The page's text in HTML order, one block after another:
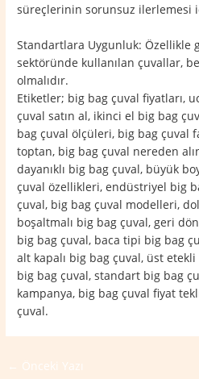
süreçlerinin sorunsuz ilerlemesi
Standartlara Uygunluk: Özellikle
sektöründe kullanılan çuvallar,
olmalıdır.
Etiketler; big bag çuval fiyatları,
çuval satın al, ikinci el big bag
bag çuval ölçüleri, big bag çuval
toptan, big bag çuval nereden
dayanıklı big bag çuval, büyük
çuval özellikleri, endüstriyel big
çuval, big bag çuval modelleri,
boşaltmalı big bag çuval, geri
big bag çuval, baca tipi big bag
alt kapalı big bag çuval, üst
big bag çuval, standart big bag
kampanya, big bag çuval fiyat
çuval.
← Önceki Yazı